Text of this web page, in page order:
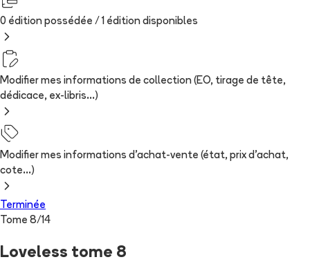
0 édition possédée / 1 édition disponibles
Modifier mes informations de collection (EO, tirage de tête,
dédicace, ex-libris...)
Modifier mes informations d'achat-vente (état, prix d'achat,
cote...)
Terminée
Tome 8/14
Loveless tome 8